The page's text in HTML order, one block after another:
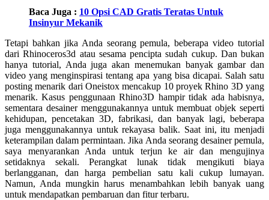
Baca Juga : 10 Opsi CAD Gratis Teratas Untuk
Insinyur Mekanik
Tetapi bahkan jika Anda seorang pemula, beberapa video tutorial
dari Rhinoceros3d atau sesama pencipta sudah cukup. Dan bukan
hanya tutorial, Anda juga akan menemukan banyak gambar dan
video yang menginspirasi tentang apa yang bisa dicapai. Salah satu
posting menarik dari Oneistox mencakup 10 proyek Rhino 3D yang
menarik. Kasus penggunaan Rhino3D hampir tidak ada habisnya,
sementara desainer menggunakannya untuk membuat objek seperti
kehidupan, pencetakan 3D, fabrikasi, dan banyak lagi, beberapa
juga menggunakannya untuk rekayasa balik. Saat ini, itu menjadi
keterampilan dalam permintaan. Jika Anda seorang desainer pemula,
saya menyarankan Anda untuk terjun ke air dan mengujinya
setidaknya sekali. Perangkat lunak tidak mengikuti biaya
berlangganan, dan harga pembelian satu kali cukup lumayan.
Namun, Anda mungkin harus menambahkan lebih banyak uang
untuk mendapatkan pembaruan dan fitur terbaru.